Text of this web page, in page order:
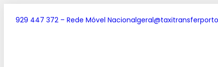
929 447 372 – Rede Móvel Nacional